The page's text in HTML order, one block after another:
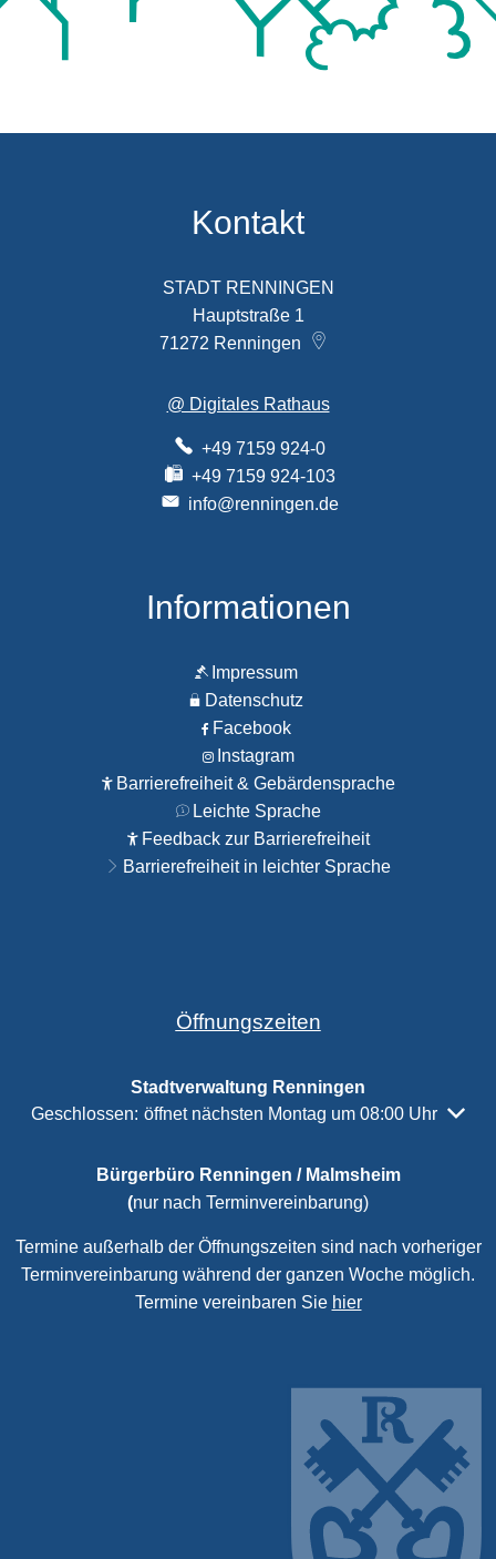
Kontakt
STADT RENNINGEN
Hauptstraße 1
71272 Renningen
@ Digitales Rathaus
+49 7159 924-0
+49 7159 924-103
info@renningen.de
Informationen
Impressum
Datenschutz
Facebook
Instagram
Barrierefreiheit & Gebärdensprache
Leichte Sprache
Feedback zur Barrierefreiheit
Barrierefreiheit in leichter Sprache
Öffnungszeiten
Stadtverwaltung Renningen
Klicken, um weitere Öffnungs- oder Schließzeiten
Geschlossen: öffnet nächsten Montag um 08:00 Uhr
Bürgerbüro Renningen / Malmsheim
(nur nach Terminvereinbarung)
Termine außerhalb der Öffnungszeiten sind nach vorheriger
Terminvereinbarung während der ganzen Woche möglich.
Termine vereinbaren Sie hier